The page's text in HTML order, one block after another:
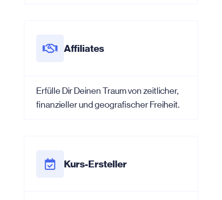
Affiliates
Erfülle Dir Deinen Traum von zeitlicher,
finanzieller und geografischer Freiheit.
Kurs-Ersteller